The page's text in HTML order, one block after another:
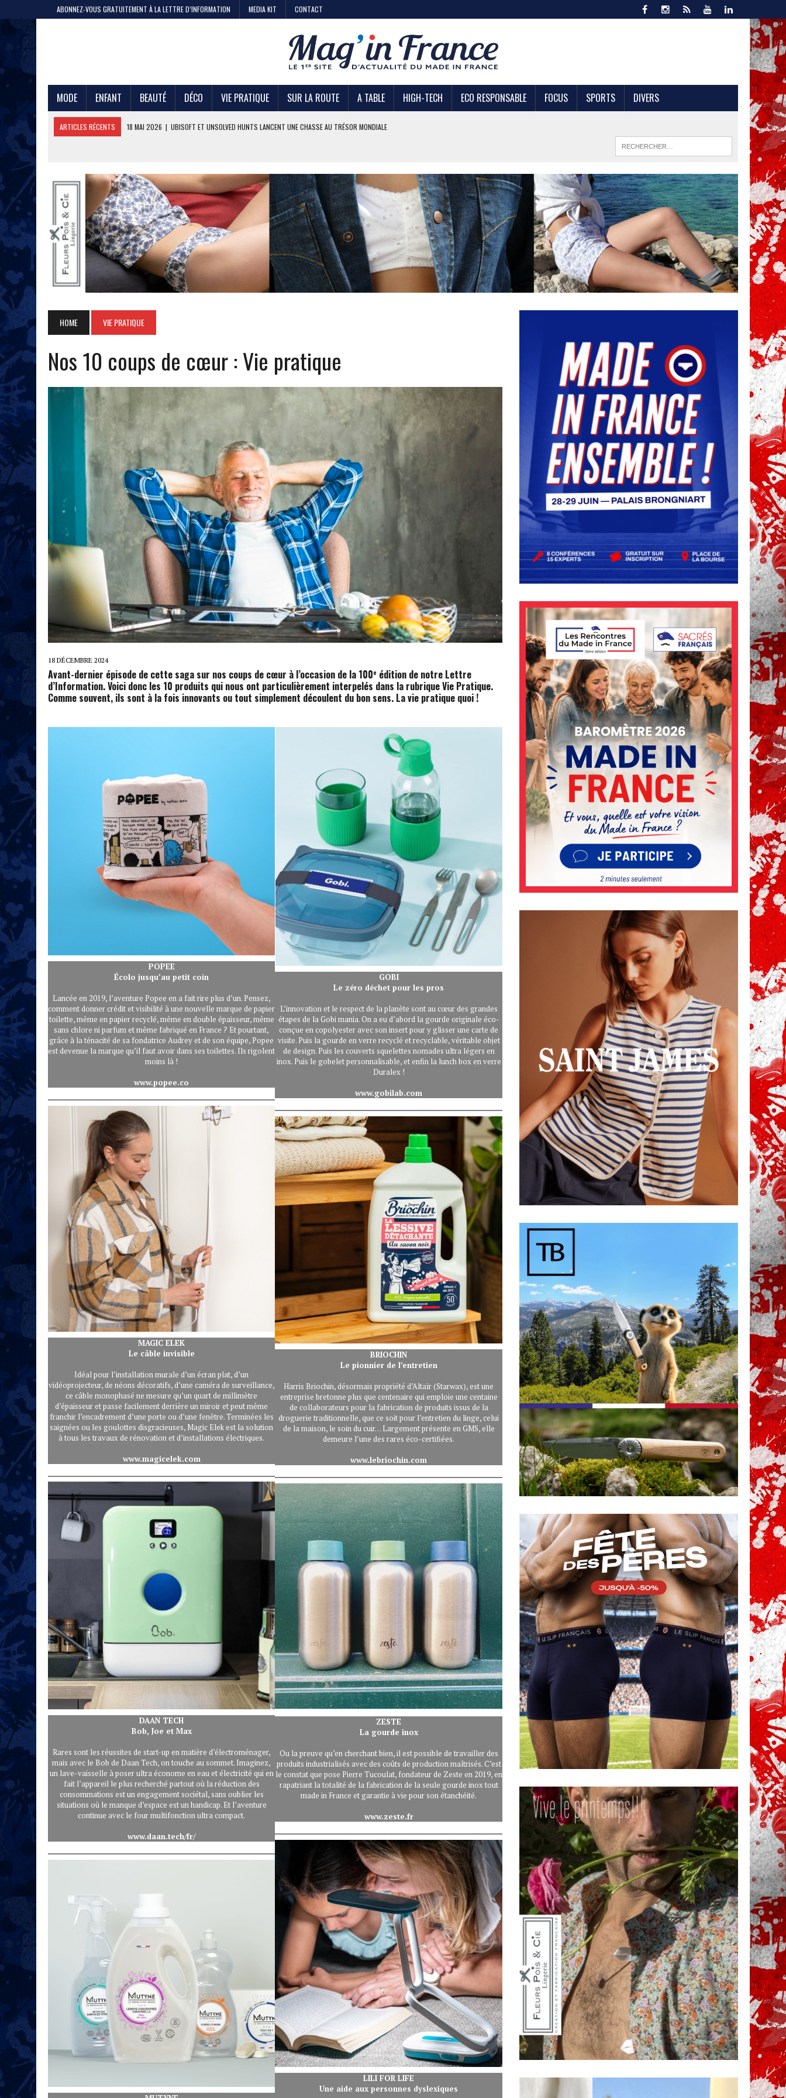
ABONNEZ-VOUS GRATUITEMENT À LA LETTRE D’INFORMATION MEDIA KIT CONTACT
MODE ENFANT BEAUTÉ DÉCO VIE PRATIQUE SUR LA ROUTE A TABLE HIGH-TECH ECO RESPONSABLE FOCUS SPORTS DIVERS
ARTICLES RÉCENTS 11 MAI 2026 | CRISTEL, 200 ANS DE SAVOIR-FAIRE
24 AVRIL 2026 | DEEPFOIL, POUR LES ADEPTES DU GRAND BLEU
21 AVRIL 2026 | 100 000 JEANS FABRIQUÉS EN FRANCE POUR JULES ET KIABI
17 AVRIL 2026 | DURALEX LANCE PICARDIE 58 CL, REMÈDE OU ERREUR DE STRATÉGIE ?
3 JUIN 2026 | L’ÉTERNELLE MARINIÈRE SAINT JAMES
18 MAI 2026
UBISOFT ET UNSOLVED HUNTS LANCENT UNE CHASSE AU TRÉSOR MONDIALE
HOME VIE PRATIQUE
Nos 10 coups de cœur : Vie pratique
18 DÉCEMBRE 2024
Avant-dernier épisode de cette saga sur nos coups de cœur à l’occasion de la 100e édition de notre Lettre
d’Information. Voici donc les 10 produits qui nous ont particulièrement interpelés dans la rubrique Vie Pratique.
Comme souvent, ils sont à la fois innovants ou tout simplement découlent du bon sens. La vie pratique quoi !
POPEE
Écolo jusqu’au petit coin
Lancée en 2019, l’aventure Popee en a fait rire plus d’un. Pensez,
comment donner crédit et visibilité à une nouvelle marque de papier
toilette, même en papier recyclé, même en double épaisseur, même
sans chlore ni parfum et même fabriqué en France ? Et pourtant,
grâce à la ténacité de sa fondatrice Audrey et de son équipe, Popee
est devenue la marque qu’il faut avoir dans ses toilettes. Ils rigolent
moins là !
www.popee.co
MAGIC ELEK
Le câble invisible
Idéal pour l’installation murale d’un écran plat, d’un
vidéoprojecteur, de néons décoratifs, d’une caméra de surveillance,
ce câble monophasé ne mesure qu’un quart de millimètre
d’épaisseur et passe facilement derrière un miroir et peut même
franchir l’encadrement d’une porte ou d’une fenêtre. Terminées les
saignées ou les goulottes disgracieuses, Magic Elek est la solution
à tous les travaux de rénovation et d’installations électriques.
www.magicelek.com
DAAN TECH
Bob, Joe et Max
Rares sont les réussites de start-up en matière d’électroménager,
mais avec le Bob de Daan Tech, on touche au sommet. Imaginez,
un lave-vaisselle à poser ultra économe en eau et électricité qui en
fait l’appareil le plus recherché partout où la réduction des
consommations est un engagement sociétal, sans oublier les
situations où le manque d’espace est un handicap. Et l’aventure
continue avec le four multifonction ultra compact.
www.daan.tech/fr/
GOBI
Le zéro déchet pour les pros
L’innovation et le respect de la planète sont au cœur des grandes
étapes de la Gobi mania. On a eu d’abord la gourde originale éco-
conçue en copolyester avec son insert pour y glisser une carte de
visite. Puis la gourde en verre recyclé et recyclable, véritable objet
de design. Puis les couverts squelettes nomades ultra légers en
inox. Puis le gobelet personnalisable, et enfin la lunch box en verre
Duralex !
www.gobilab.com
BRIOCHIN
Le pionnier de l’entretien
Harris Briochin, désormais propriété d’Altaïr (Starwax), est une
entreprise bretonne plus que centenaire qui emploie une centaine
de collaborateurs pour la fabrication de produits issus de la
droguerie traditionnelle, que ce soit pour l’entretien du linge, celui
de la maison, le soin du cuir… Largement présente en GMS, elle
demeure l’une des rares éco-certifiées.
www.lebriochin.com
ZESTE
La gourde inox
Ou la preuve qu’en cherchant bien, il est possible de travailler des
produits industrialisés avec des coûts de production maîtrisés. C’est
le constat que pose Pierre Tucoulat, fondateur de Zeste en 2019, en
rapatriant la totalité de la fabrication de la seule gourde inox tout
made in France et garantie à vie pour son étanchéité.
www.zeste.fr
LILI FOR LIFE
Une aide aux personnes dyslexiques